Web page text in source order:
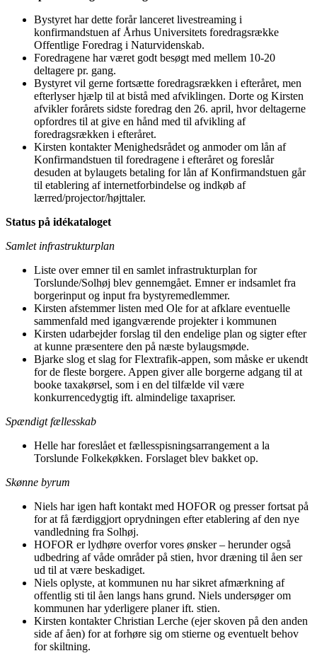
Bystyret har dette forår lanceret livestreaming i
konfirmandstuen af Århus Universitets foredragsrække
Offentlige Foredrag i Naturvidenskab.
Foredragene har været godt besøgt med mellem 10-20
deltagere pr. gang.
Bystyret vil gerne fortsætte foredragsrækken i efteråret, men
efterlyser hjælp til at bistå med afviklingen. Dorte og Kirsten
afvikler forårets sidste foredrag den 26. april, hvor deltagerne
opfordres til at give en hånd med til afvikling af
foredragsrækken i efteråret.
Kirsten kontakter Menighedsrådet og anmoder om lån af
Konfirmandstuen til foredragene i efteråret og foreslår
desuden at bylaugets betaling for lån af Konfirmandstuen går
til etablering af internetforbindelse og indkøb af
lærred/projector/højttaler.
Status på idékataloget
Samlet infrastrukturplan
Liste over emner til en samlet infrastrukturplan for
Torslunde/Solhøj blev gennemgået. Emner er indsamlet fra
borgerinput og input fra bystyremedlemmer.
Kirsten afstemmer listen med Ole for at afklare eventuelle
sammenfald med igangværende projekter i kommunen
Kirsten udarbejder forslag til den endelige plan og sigter efter
at kunne præsentere den på næste bylaugsmøde.
Bjarke slog et slag for Flextrafik-appen, som måske er ukendt
for de fleste borgere. Appen giver alle borgerne adgang til at
booke taxakørsel, som i en del tilfælde vil være
konkurrencedygtig ift. almindelige taxapriser.
Spændigt fællesskab
Helle har foreslået et fællesspisningsarrangement a la
Torslunde Folkekøkken. Forslaget blev bakket op.
Skønne byrum
Niels har igen haft kontakt med HOFOR og presser fortsat på
for at få færdiggjort oprydningen efter etablering af den nye
vandledning fra Solhøj.
HOFOR er lydhøre overfor vores ønsker – herunder også
udbedring af våde områder på stien, hvor dræning til åen ser
ud til at være beskadiget.
Niels oplyste, at kommunen nu har sikret afmærkning af
offentlig sti til åen langs hans grund. Niels undersøger om
kommunen har yderligere planer ift. stien.
Kirsten kontakter Christian Lerche (ejer skoven på den anden
side af åen) for at forhøre sig om stierne og eventuelt behov
for skiltning.